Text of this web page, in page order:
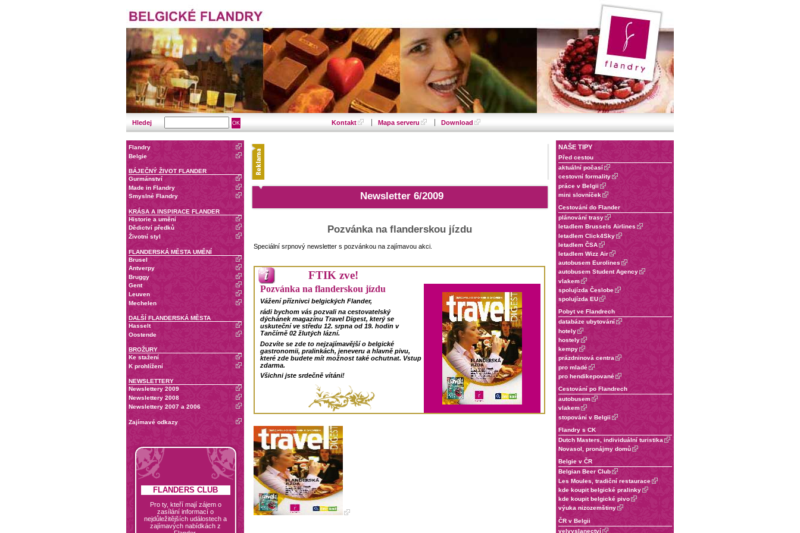
Hledej Kontakt Mapa serveru Download
Flandry
Belgie
BÁJEČNÝ ŽIVOT FLANDER
Gurmánství
Made in Flandry
Smyslné Flandry
KRÁSA A INSPIRACE FLANDER
Historie a umění
Dědictví předků
Životní styl
FLANDERSKÁ MĚSTA UMĚNÍ
Brusel
Antverpy
Bruggy
Gent
Leuven
Mechelen
DALŠÍ FLANDERSKÁ MĚSTA
Hasselt
Oostende
BROŽURY
Ke stažení
K prohlížení
NEWSLETTERY
Newslettery 2009
Newslettery 2008
Newslettery 2007 a 2006
Zajímavé odkazy
FLANDERS CLUB
Pro ty, kteří mají zájem o
zasílání informací o
nejdůležitějších událostech a
zajímavých nabídkách z
Newsletter 6/2009
Pozvánka na flanderskou jízdu
Speciální srpnový newsletter s pozvánkou na zajímavou akci.
FTIK zve!
Pozvánka na flanderskou jízdu
Vážení příznivci belgických Flander,
rádi bychom vás pozvali na cestovatelský
dýchánek magazínu Travel Digest, který se
uskuteční ve středu 12. srpna od 19. hodin v
Tančírně 02 žlutých lázní.
Dozvíte se zde to nejzajímavější o belgické
gastronomii, pralinkách, jeneveru a hlavně pivu,
které zde budete mít možnost také ochutnat. Vstup
zdarma.
Všichni jste srdečně vítáni!
NAŠE TIPY
Před cestou
aktuální počasí
cestovní formality
práce v Belgii
mini slovníček
Cestování do Flander
plánování trasy
letadlem Brussels Airlines
letadlem Click4Sky
letadlem ČSA
letadlem Wizz Air
autobusem Eurolines
autobusem Student Agency
vlakem
spolujízda Česlobe
spolujízda EU
Pobyt ve Flandrech
databáze ubytování
hotely
hostely
kempy
prázdninová centra
pro mladé
pro hendikepované
Cestování po Flandrech
autobusem
vlakem
stopování v Belgii
Flandry s CK
Dutch Masters, individuální turistika
Novasol, pronájmy domů
Belgie v ČR
Belgian Beer Club
Les Moules, tradiční restaurace
kde koupit belgické pralinky
kde koupit belgické pivo
výuka nizozemštiny
ČR v Belgii
velvyslanectví